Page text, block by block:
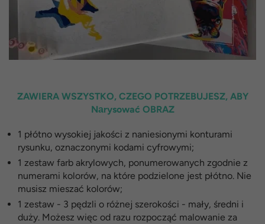
ZAWIERA WSZYSTKO, CZEGO POTRZEBUJESZ, ABY
Nаrysować OBRAZ
1 płótno wysokiej jakości z naniesionymi konturami
rysunku, oznaczonymi kodami cyfrowymi;
1 zestaw farb akrylowych, ponumerowanych zgodnie z
numerami kolorów, na które podzielone jest płótno. Nie
musisz mieszać kolorów;
1 zestaw - 3 pędzli o różnej szerokości - mały, średni i
duży. Możesz więc od razu rozpocząć malowanie za